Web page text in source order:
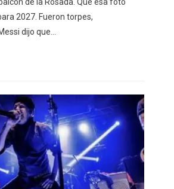
de la Rosada. Que esa foto
2027. Fueron torpes,
dijo que…